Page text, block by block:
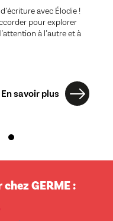
avec Élodie !
pour explorer
à l’autre et à
En savoir plus
GERME :